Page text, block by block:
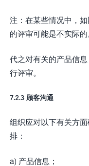
注：在某些情况中，
的评审可能是不实际
代之对有关的产品信
行评审。
7.2.3 顾客沟通
组织应对以下有关方
排：
a) 产品信息；